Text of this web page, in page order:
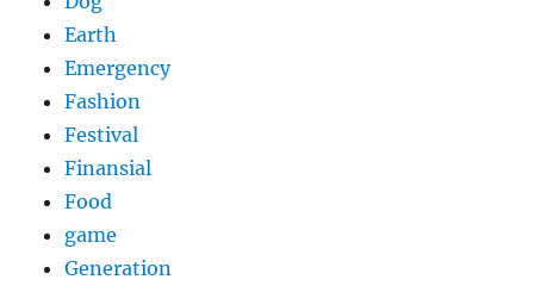
Earth
Emergency
Fashion
Festival
Finansial
Food
game
Generation